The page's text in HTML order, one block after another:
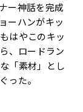
ー神話を完成
ーハンがキッ
はやこのキッ
、 ロードラン
「素材」
とし
った。